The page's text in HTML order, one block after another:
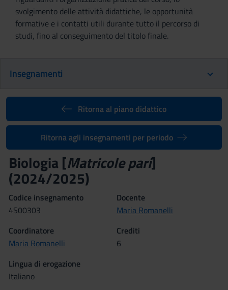
svolgimento delle attività didattiche, le opportunità
formative e i contatti utili durante tutto il percorso di
studi, fino al conseguimento del titolo finale.
Insegnamenti
Ritorna al piano didattico
Ritorna agli insegnamenti per periodo
Biologia [Matricole pari]
(2024/2025)
Codice insegnamento
4S00303
Docente
Maria Romanelli
Coordinatore
Maria Romanelli
Crediti
6
Lingua di erogazione
Italiano